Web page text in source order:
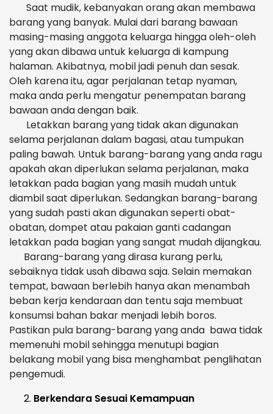
Saat mudik, kebanyakan orang akan membawa
barang yang banyak. Mulai dari barang bawaan
masing-masing anggota keluarga hingga oleh-oleh
yang akan dibawa untuk keluarga di kampung
halaman. Akibatnya, mobil jadi penuh dan sesak.
Oleh karena itu, agar perjalanan tetap nyaman,
maka anda perlu mengatur penempatan barang
bawaan anda dengan baik.
Letakkan barang yang tidak akan digunakan
selama perjalanan dalam bagasi, atau tumpukan
paling bawah. Untuk barang-barang yang anda ragu
apakah akan diperlukan selama perjalanan, maka
letakkan pada bagian yang masih mudah untuk
diambil saat diperlukan. Sedangkan barang-barang
yang sudah pasti akan digunakan seperti obat-
obatan, dompet atau pakaian ganti cadangan
letakkan pada bagian yang sangat mudah dijangkau.
Barang-barang yang dirasa kurang perlu,
sebaiknya tidak usah dibawa saja. Selain memakan
tempat, bawaan berlebih hanya akan menambah
beban kerja kendaraan dan tentu saja membuat
konsumsi bahan bakar menjadi lebih boros.
Pastikan pula barang-barang yang anda bawa tidak
memenuhi mobil sehingga menutupi bagian
belakang mobil yang bisa menghambat penglihatan
pengemudi.
Berkendara Sesuai Kemampuan